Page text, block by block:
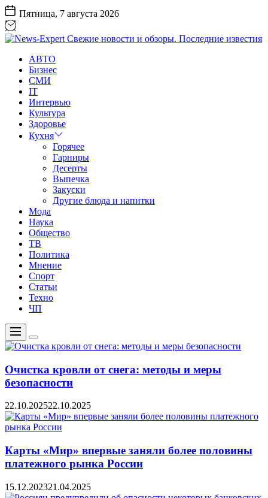
Перейти
к
содержанию
Пятница, 7 августа 2026
Expert
Свежие
новости
обзоры.
Последние
известия
АВТО
Бизнес
СМИ
IT
Интервью
Культура
Здоровье
Кухня
Горячее
Гарниры
Десерты
Выпечка
Закуски
Другие блюда и напитки
Мода
Наука
Общество
ТВ
Политика
Мнение
Спорт
Статьи
Техно
ЧП
Меню
Цвет
переключателя
Очистка кровли от снега: методы и меры
безопасности
22.10.202522.10.2025
Карты «Мир» впервые заняли более половины
платежного рынка России
15.12.202321.04.2025